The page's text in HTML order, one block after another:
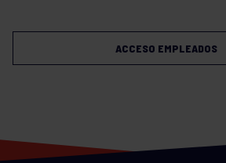
ACCESO EMPLEADOS